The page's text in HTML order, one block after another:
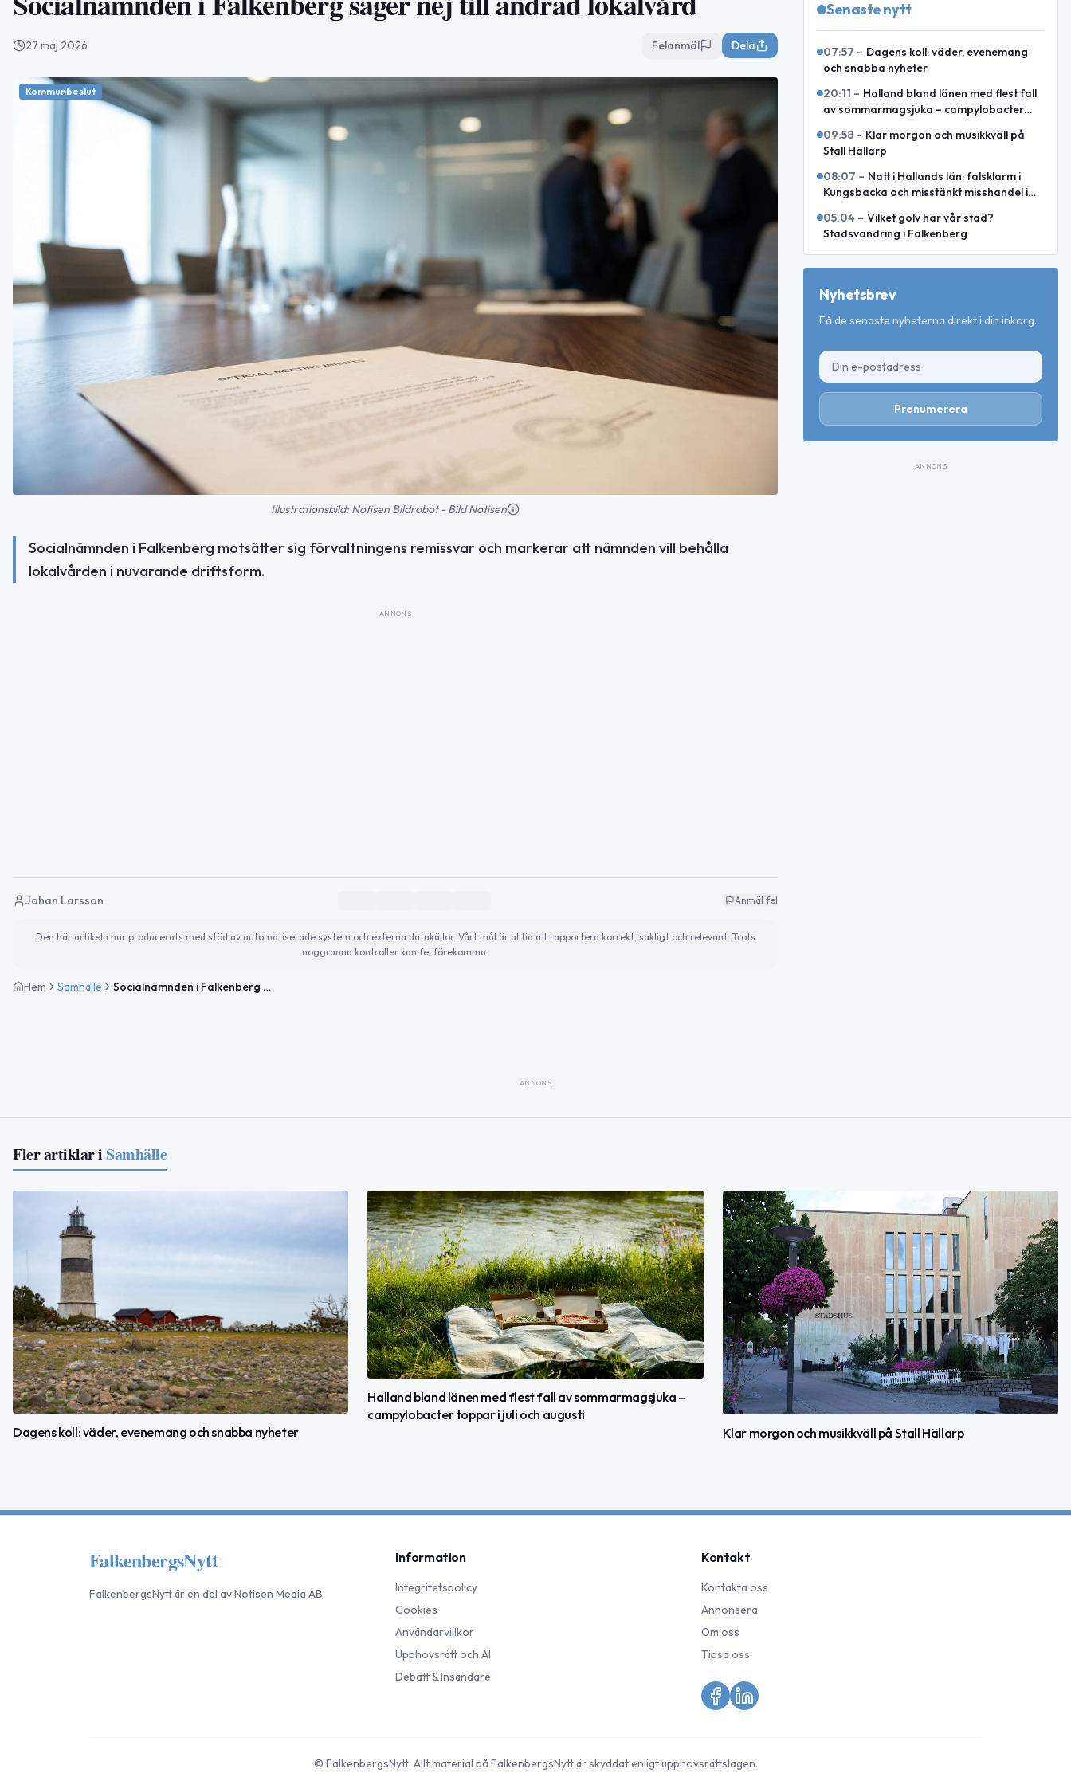
27 maj 2026 Felanmäl Dela
Kommunbeslut
Illustrationsbild: Notisen Bildrobot - Bild Notisen
Socialnämnden i Falkenberg motsätter sig förvaltningens remissvar och markerar att nämnden vill behålla
lokalvården i nuvarande driftsform.
ANNONS
Johan Larsson Anmäl fel
Den här artikeln har producerats med stöd av automatiserade system och externa datakällor. Vårt mål är alltid att rapportera korrekt, sakligt och relevant. Trots
noggranna kontroller kan fel förekomma.
Hem Samhälle Socialnämnden i Falkenberg säger nej till ändrad lokalvård
Senaste nytt
07:57 – Dagens koll: väder, evenemang
och snabba nyheter
20:11 – Halland bland länen med flest fall
av sommarmagsjuka – campylobacter
09:58 – Klar morgon och musikkväll på
Stall Hällarp
08:07 – Natt i Hallands län: falsklarm i
Kungsbacka och misstänkt misshandel i
05:04 – Vilket golv har vår stad?
Stadsvandring i Falkenberg
Nyhetsbrev
Få de senaste nyheterna direkt i din inkorg.
Prenumerera
ANNONS
ANNONS
Fler artiklar iSamhälle
Dagens koll: väder, evenemang och snabba nyheter
Halland bland länen med flest fall av sommarmagsjuka –
campylobacter toppar i juli och augusti
Klar morgon och musikkväll på Stall Hällarp
FalkenbergsNytt
FalkenbergsNyttär en del avNotisen Media AB
Information
Integritetspolicy
Cookies
Användarvillkor
Upphovsrätt och AI
Debatt & Insändare
Kontakt
Kontakta oss
Annonsera
Om oss
Tipsa oss
© FalkenbergsNytt. Allt material påFalkenbergsNyttär skyddat enligt upphovsrättslagen.